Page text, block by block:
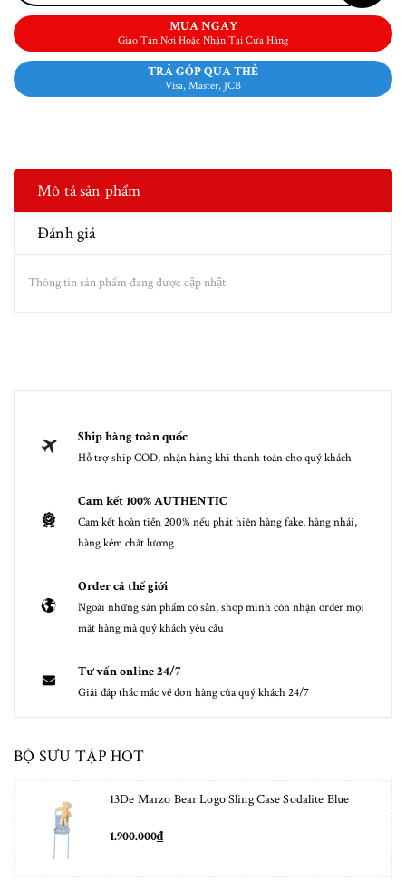
MUA NGAY
Giao Tận Nơi Hoặc Nhận Tại Cửa Hàng
TRẢ GÓP QUA THẺ
Visa, Master, JCB
Mô tả sản phẩm
Đánh giá
Thông tin sản phẩm đang được cập nhật
Ship hàng toàn quốc
Hỗ trợ ship COD, nhận hàng khi thanh toán cho quý khách
Cam kết 100% AUTHENTIC
Cam kết hoàn tiền 200% nếu phát hiện hàng fake, hàng nhái,
hàng kém chất lượng
Order cả thế giới
Ngoài những sản phẩm có sẵn, shop mình còn nhận order mọi
mặt hàng mà quý khách yêu cầu
Tư vấn online 24/7
Giải đáp thắc mắc về đơn hàng của quý khách 24/7
BỘ SƯU TẬP HOT
13De Marzo Bear Logo Sling Case Sodalite Blue
1.900.000₫